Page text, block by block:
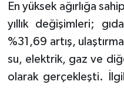
En yüksek ağırlığa
yıllık değişimleri;
%31,69 artış,
su, elektrik, gaz ve
olarak gerçekleşti.